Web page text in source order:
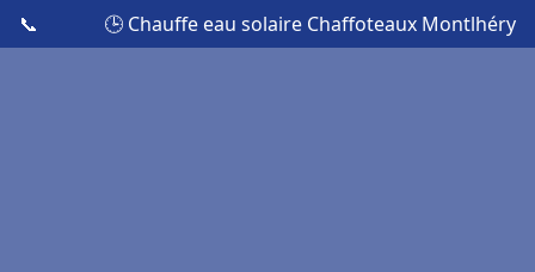
📞 🕒 Chauffe eau solaire Chaffoteaux Montlhéry